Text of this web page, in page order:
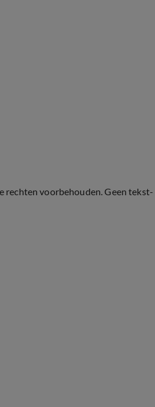
rechten voorbehouden. Geen tekst-